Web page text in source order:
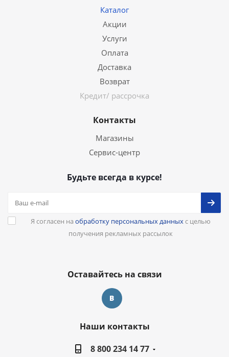
Каталог
Акции
Услуги
Оплата
Доставка
Возврат
Кредит/ рассрочка
Контакты
Магазины
Сервис-центр
Будьте всегда в курсе!
Я согласен на обработку персональных данныхс целью
получения рекламных рассылок
Оставайтесь на связи
Наши контакты
8 800 234 14 77